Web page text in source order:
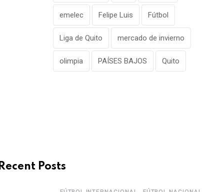
emelec Felipe Luis Fútbol
Liga de Quito mercado de invierno
olimpia PAÍSES BAJOS Quito
Recent Posts